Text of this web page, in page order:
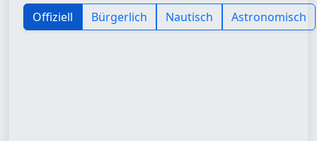
Offiziell Bürgerlich Nautisch Astronomisch